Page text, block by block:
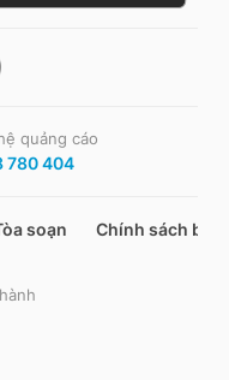
quảng cáo
780 404
soạn Chính sách bảo